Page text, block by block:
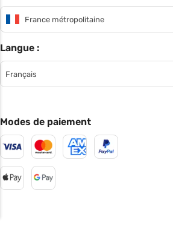
France métropolitaine
Langue :
Français
Modes de paiement